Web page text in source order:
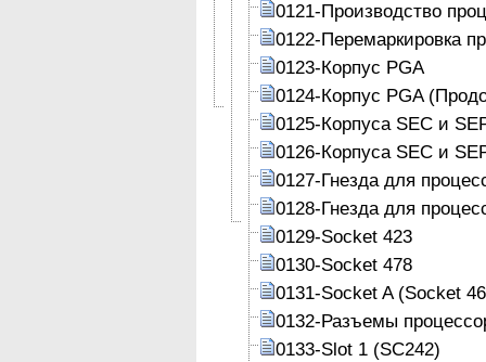
0121-Производство
0122-Перемаркировка
0123-Корпус PGA
0124-Корпус PGA
0125-Корпуса SEC и
0126-Корпуса SEC и
0127-Гнезда для
0128-Гнезда для
0129-Socket 423
0130-Socket 478
0131-Socket A (Socket
0132-Разъемы
0133-Slot 1 (SC242)